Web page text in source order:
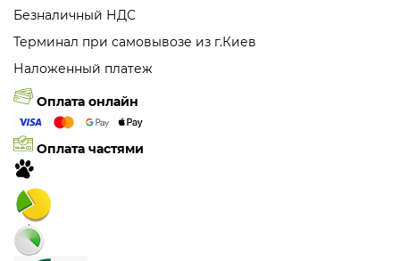
Безналичный НДС
Терминал при самовывозе из г.Киев
Наложенный платеж
Оплата онлайн
Оплата частями